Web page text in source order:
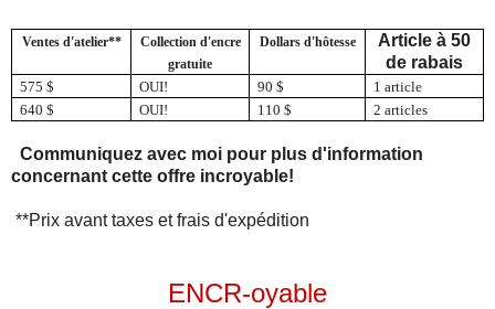
Ventes d'atelier**
Collection d'encre
gratuite
Dollars d'hôtesse
Article à 50
de rabais
575 $ OUI! 90 $
1 article
640 $
OUI! 110 $ 2 articles
Communiquez avec moi pour plus d'information
concernant cette offre incroyable!
**Prix avant taxes et frais d'expédition
ENCR-oyable